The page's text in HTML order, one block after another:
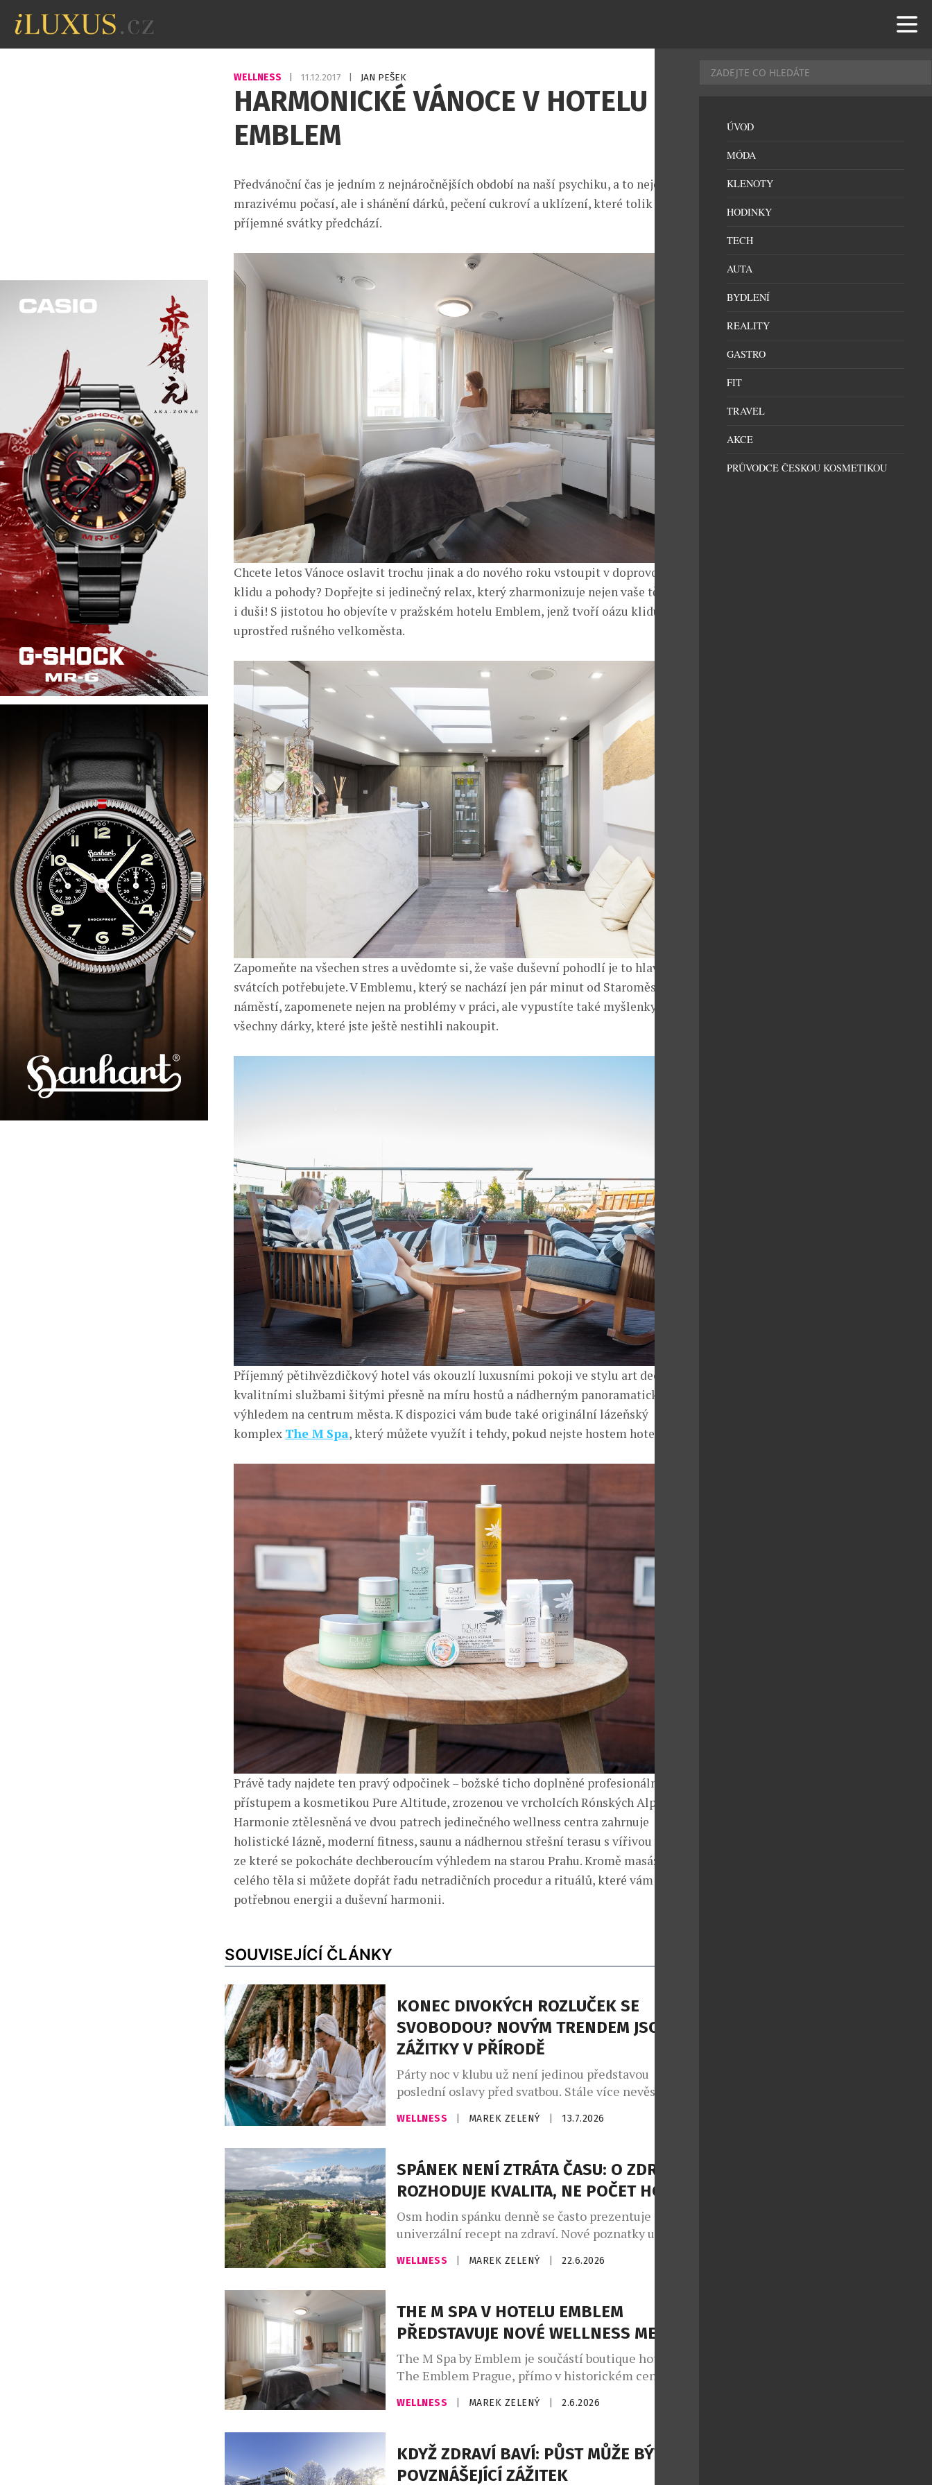
WELLNESS 11.12.2017 JAN PEŠEK
HARMONICKÉ VÁNOCE V HOTELU
EMBLEM
Předvánoční čas je jedním z nejnáročnějších období na naší psychiku, a to nejen kvůli
mrazivému počasí, ale i shánění dárků, pečení cukroví a uklízení, které tolik
příjemné svátky předchází.
Chcete letos Vánoce oslavit trochu jinak a do nového roku vstoupit v doprovodu
klidu a pohody? Dopřejte si jedinečný relax, který zharmonizuje nejen vaše tělo, ale
i duši! S jistotou ho objevíte v pražském hotelu Emblem, jenž tvoří oázu klidu
uprostřed rušného velkoměsta.
Zapomeňte na všechen stres a uvědomte si, že vaše duševní pohodlí je to hlavní, co o
svátcích potřebujete. V Emblemu, který se nachází jen pár minut od Staroměstkého
náměstí, zapomenete nejen na problémy v práci, ale vypustíte také myšlenky na
všechny dárky, které jste ještě nestihli nakoupit.
Příjemný pětihvězdičkový hotel vás okouzlí luxusními pokoji ve stylu art deco,
kvalitními službami šitými přesně na míru hostů a nádherným panoramatickým
výhledem na centrum města. K dispozici vám bude také originální lázeňský
komplex The M Spa, který můžete využít i tehdy, pokud nejste hostem hotelu.
Právě tady najdete ten pravý odpočinek – božské ticho doplněné profesionálním
přístupem a kosmetikou Pure Altitude, zrozenou ve vrcholcích Rónských Alp.
Harmonie ztělesněná ve dvou patrech jedinečného wellness centra zahrnuje
holistické lázně, moderní fitness, saunu a nádhernou střešní terasu s vířivou vanou,
ze které se pokocháte dechberoucím výhledem na starou Prahu. Kromě masáží
celého těla si můžete dopřát řadu netradičních procedur a rituálů, které vám navrátí
potřebnou energii a duševní harmonii.
SOUVISEJÍCÍ ČLÁNKY
KONEC DIVOKÝCH ROZLUČEK SE
SVOBODOU? NOVÝM TRENDEM JSOU
ZÁŽITKY V PŘÍRODĚ
Párty noc v klubu už není jedinou představou
poslední oslavy před svatbou. Stále více nevěst a
ženichů dává přednost pobytu v přírodě, společným
zážitkům a odpočinku s nejbližšími. Rozlučka se
smysluplný rituál, který odráží současný životní styl.
Tradice loučení se svobodou sahá hluboko do
minulosti, jen se […]
WELLNESS MAREK ZELENÝ 13.7.2026
SPÁNEK NENÍ ZTRÁTA ČASU: O ZDRAVÍ
ROZHODUJE KVALITA, NE POČET HODIN
Osm hodin spánku denně se často prezentuje jako
univerzální recept na zdraví. Nové poznatky ukazují,
že o zdraví nerozhoduje pouze počet naspaných
hodin, ale především kvalita spánku. Odborníci z
spánek jedním z nejdůležitějších regeneračních
procesů v lidském těle. Spánek totiž není stavem
klidu, ale intenzivním „programem […]
WELLNESS MAREK ZELENÝ 22.6.2026
THE M SPA V HOTELU EMBLEM
PŘEDSTAVUJE NOVÉ WELLNESS MENU
The M Spa by Emblem je součástí boutique hotelu
The Emblem Prague, přímo v historickém centru
metropole, jen pár kroků od Staroměstského
náměstí. Nachází se v nejvyšších patrech budovy, což
střechy Starého Města a Pražský hrad. Nyní si The M
Spa pro své klienty připravilo zcela nové procedury
[…]
WELLNESS MAREK ZELENÝ 2.6.2026
KDYŽ ZDRAVÍ BAVÍ: PŮST MŮŽE BÝT
POVZNÁŠEJÍCÍ ZÁŽITEK
ÚVOD
MÓDA
KLENOTY
HODINKY
TECH
AUTA
BYDLENÍ
REALITY
GASTRO
FIT
TRAVEL
AKCE
PRŮVODCE ČESKOU KOSMETIKOU